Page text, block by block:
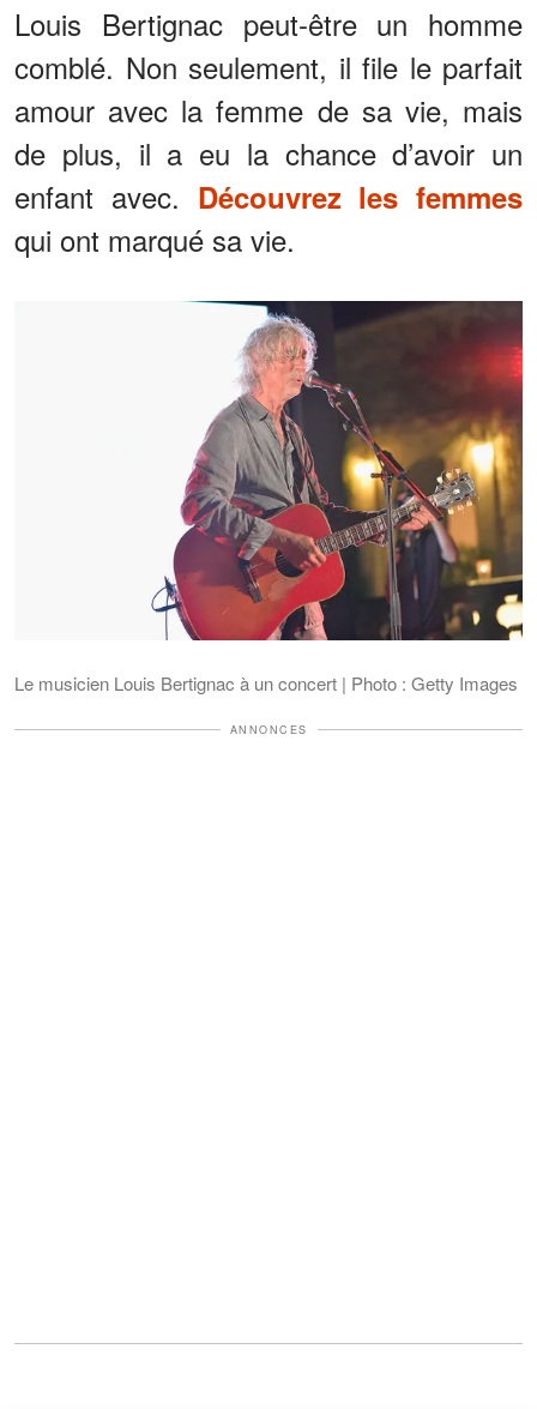
Louis Bertignac peut-être un homme
comblé. Non seulement, il file le parfait
amour avec la femme de sa vie, mais
de plus, il a eu la chance d’avoir un
enfant avec. Découvrez les femmes
qui ont marqué sa vie.
Le musicien Louis Bertignac à un concert | Photo : Getty Images
ANNONCES